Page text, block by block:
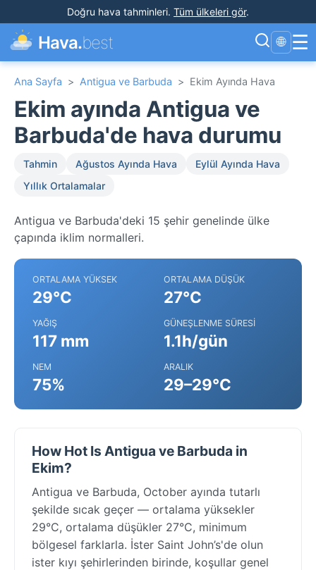
Doğru hava tahminleri. Tüm ülkeleri gör.
Hava.best 🌐 ☰
Ana Sayfa > Antigua ve Barbuda > Ekim Ayında Hava
Ekim ayında Antigua ve
Barbuda'de hava durumu
Tahmin Ağustos Ayında Hava
Eylül Ayında Hava
Yıllık Ortalamalar
Antigua ve Barbuda'deki 15 şehir genelinde ülke
çapında iklim normalleri.
ORTALAMA YÜKSEK
29°C
ORTALAMA DÜŞÜK
27°C
YAĞIŞ
117 mm
GÜNEŞLENME SÜRESI
1.1h/gün
NEM
75%
ARALIK
29–29°C
How Hot Is Antigua ve Barbuda in
Ekim?
Antigua ve Barbuda, October ayında tutarlı
şekilde sıcak geçer — ortalama yüksekler
29°C, ortalama düşükler 27°C, minimum
bölgesel farklarla. İster Saint John’s'de olun
ister kıyı şehirlerinden birinde, koşullar genel